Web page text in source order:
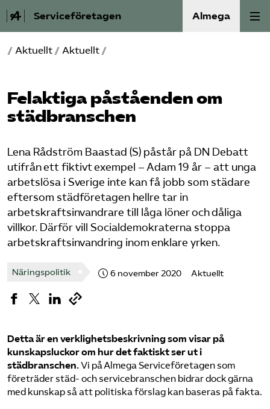
Serviceföretagen Almega
Om Service­företagen
Branscher
Medlemskap
Auktorisation
Våra frågor
SRY
Logga in på Arbetsgivarguiden
Press
/ Aktuellt / Aktuellt /
Felaktiga påståenden om
städ­branschen
Lena Rådström Baastad (S) påstår på DN Debatt
utifrån ett fiktivt exempel – Adam 19 år – att unga
arbetslösa i Sverige inte kan få jobb som städare
eftersom städföretagen hellre tar in
arbetskraftsinvandrare till låga löner och dåliga
villkor. Därför vill Socialdemokraterna stoppa
arbetskraftsinvandring inom enklare yrken.
Näringspolitik 6 november 2020 Aktuellt
Detta är en verklighetsbeskrivning som visar på
kunskapsluckor om hur det faktiskt ser ut i
städbranschen.Vi på Almega Serviceföretagen som
företräder städ- och servicebranschen bidrar dock gärna
med kunskap så att politiska förslag kan baseras på fakta.